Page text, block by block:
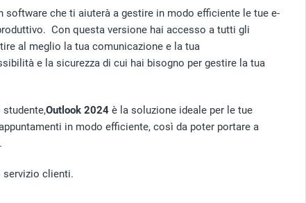
software che ti aiuterà a gestire in modo efficiente le tue e-
Con questa versione hai accesso a tutti gli
al meglio la tua comunicazione e la tua
e la sicurezza di cui hai bisogno per gestire la tua
Outlook 2024 è la soluzione ideale per le tue
in modo efficiente, così da poter portare a
servizio clienti.